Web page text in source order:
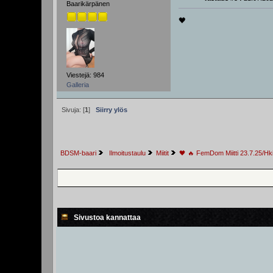
Baarikärpänen
Viestejä: 984
Galleria
🖤
Sivuja: [1]Siirry ylös
BDSM-baari Ilmoitustaulu Miitit 🖤 🔥 FemDom Miitti 23.7.25/
Sivustoa kannattaa